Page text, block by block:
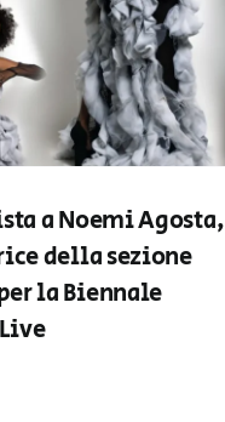
a Noemi Agosta,
della sezione
la Biennale